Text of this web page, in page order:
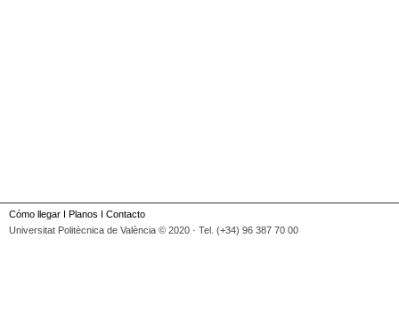
Cómo llegar I Planos I Contacto
Universitat Politècnica de València © 2020 · Tel. (+34) 96 387 70 00